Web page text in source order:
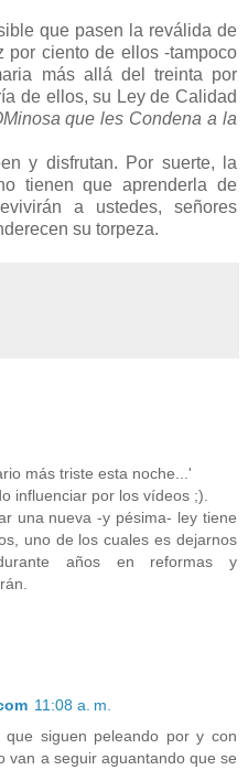
que pasen la reválida de
por ciento de ellos -tampoco
más allá del treinta por
de ellos, su Ley de Calidad
que les Condena a la
y disfrutan. Por suerte, la
tienen que aprenderla de
a ustedes, señores
su torpeza.
más triste esta noche...'
influenciar por los vídeos ;).
una nueva -y pésima- ley tiene
uno de los cuales es dejarnos
años en reformas y
11:08 a. m.
siguen peleando por y con
van a seguir aguantando que se